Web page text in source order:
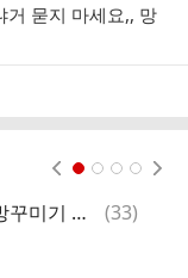
거 묻지 마세요,, 망
원룸러들은 어떻게 방을 꾸밀까? 원룸 방꾸미기 구경하기 🛋️🔍
댓
(33)